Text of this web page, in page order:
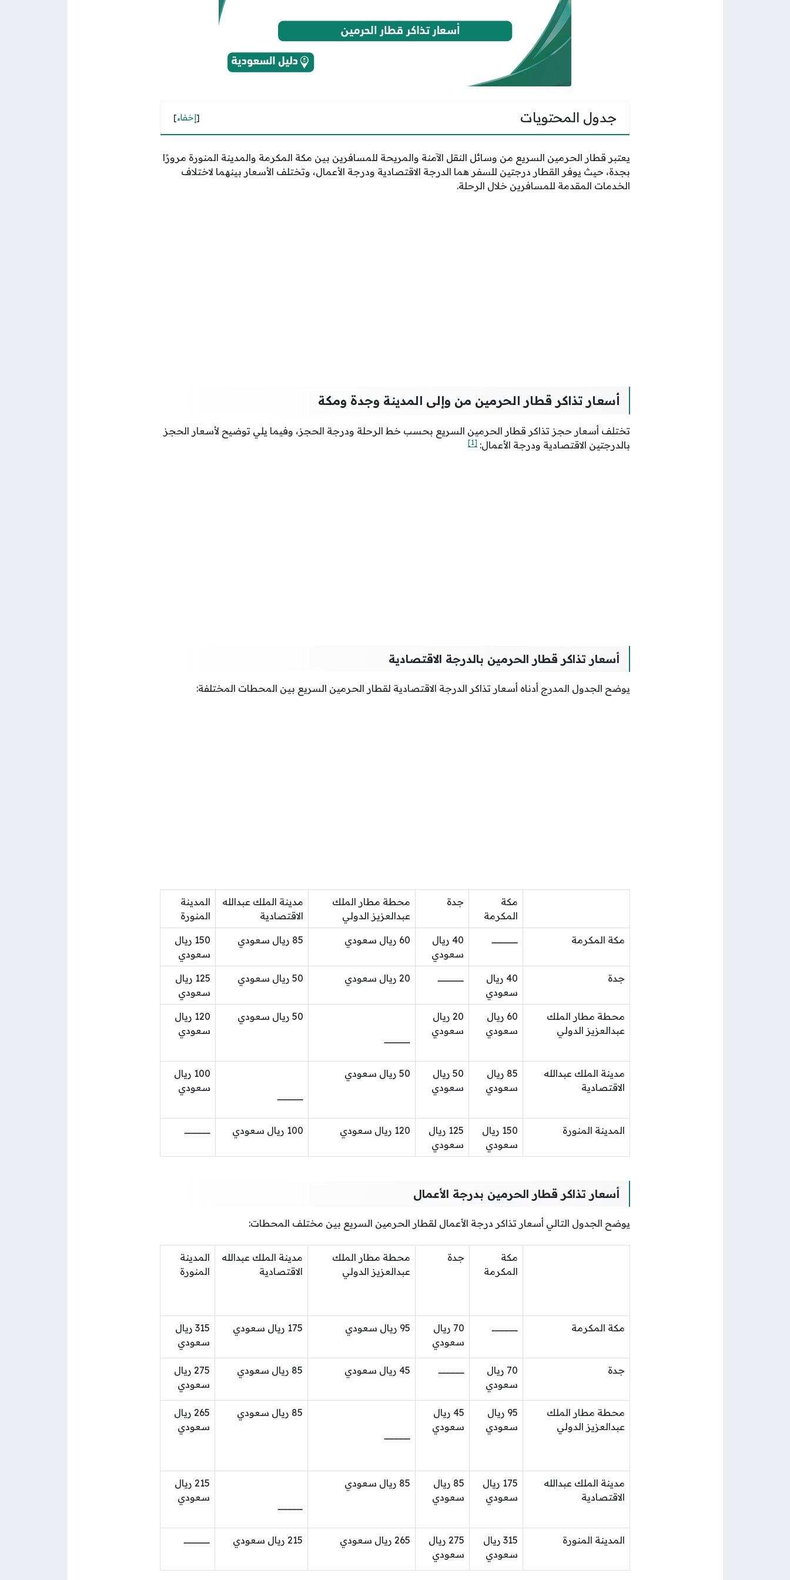
جدول المحتويات [إخفاء]
يعتبر قطار الحرمين السريع من وسائل النقل الآمنة والمريحة للمسافرين بين مكة المكرمة والمدينة المنورة مرورًا
بجدة، حيث يوفر القطار درجتين للسفر هما الدرجة الاقتصادية ودرجة الأعمال، وتختلف الأسعار بينهما لاختلاف
الخدمات المقدمة للمسافرين خلال الرحلة.
أسعار تذاكر قطار الحرمين من وإلى المدينة وجدة ومكة
تختلف أسعار حجز تذاكر قطار الحرمين السريع بحسب خط الرحلة ودرجة الحجز، وفيما يلي توضيح لأسعار الحجز
بالدرجتين الاقتصادية ودرجة الأعمال: [1]
أسعار تذاكر قطار الحرمين بالدرجة الاقتصادية
يوضح الجدول المدرج أدناه أسعار تذاكر الدرجة الاقتصادية لقطار الحرمين السريع بين المحطات المختلفة:
مكة
المكرمة
جدة
محطة مطار الملك
عبدالعزيز الدولي
مدينة الملك عبدالله
الاقتصادية
المدينة
المنورة
مكة المكرمة ــــــــــــــــــــــ
40 ريال
سعودي
60 ريال سعودي 85 ريال سعودي
150 ريال
سعودي
جدة
40 ريال
سعودي
ــــــــــــــــــــــ 20 ريال سعودي 50 ريال سعودي
125 ريال
سعودي
محطة مطار الملك
عبدالعزيز الدولي
60 ريال
سعودي
20 ريال
سعودي
ــــــــــــــــــــــ
50 ريال سعودي
120 ريال
سعودي
مدينة الملك عبدالله
الاقتصادية
85 ريال
سعودي
50 ريال
سعودي
50 ريال سعودي
ــــــــــــــــــــــ
100 ريال
سعودي
المدينة المنورة
150 ريال
سعودي
125 ريال
سعودي
120 ريال سعودي 100 ريال سعودي ــــــــــــــــــــــ
أسعار تذاكر قطار الحرمين بدرجة الأعمال
يوضح الجدول التالي أسعار تذاكر درجة الأعمال لقطار الحرمين السريع بين مختلف المحطات:
مكة
المكرمة
جدة
محطة مطار الملك
عبدالعزيز الدولي
مدينة الملك عبدالله
الاقتصادية
المدينة
المنورة
مكة المكرمة ــــــــــــــــــــــ
70 ريال
سعودي
95 ريال سعودي 175 ريال سعودي
315 ريال
سعودي
جدة
70 ريال
سعودي
ــــــــــــــــــــــ 45 ريال سعودي 85 ريال سعودي
275 ريال
سعودي
محطة مطار الملك
عبدالعزيز الدولي
95 ريال
سعودي
45 ريال
سعودي
ــــــــــــــــــــــ
85 ريال سعودي
265 ريال
سعودي
مدينة الملك عبدالله
الاقتصادية
175 ريال
سعودي
85 ريال
سعودي
85 ريال سعودي
ـــــــــــــــــــــ
215 ريال
سعودي
المدينة المنورة
315 ريال
سعودي
275 ريال
سعودي
265 ريال سعودي 215 ريال سعودي ــــــــــــــــــــــ